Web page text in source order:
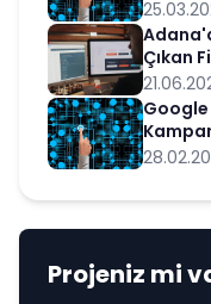
Çıkan
Google
Projeniz mi